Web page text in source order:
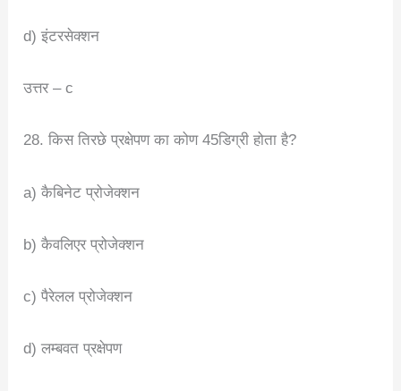
d) इंटरसेक्शन
उत्तर – c
28. किस तिरछे प्रक्षेपण का कोण 45डिग्री होता है?
a) कैबिनेट प्रोजेक्शन
b) कैवलिएर प्रोजेक्शन
c) पैरेलल प्रोजेक्शन
d) लम्बवत प्रक्षेपण